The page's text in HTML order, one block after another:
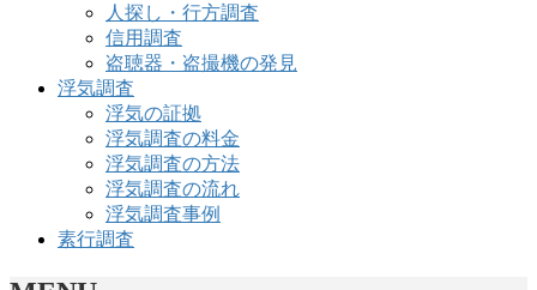
人探し・行方調査
信用調査
盗聴器・盗撮機の発見
浮気調査
浮気の証拠
浮気調査の料金
浮気調査の方法
浮気調査の流れ
浮気調査事例
素行調査